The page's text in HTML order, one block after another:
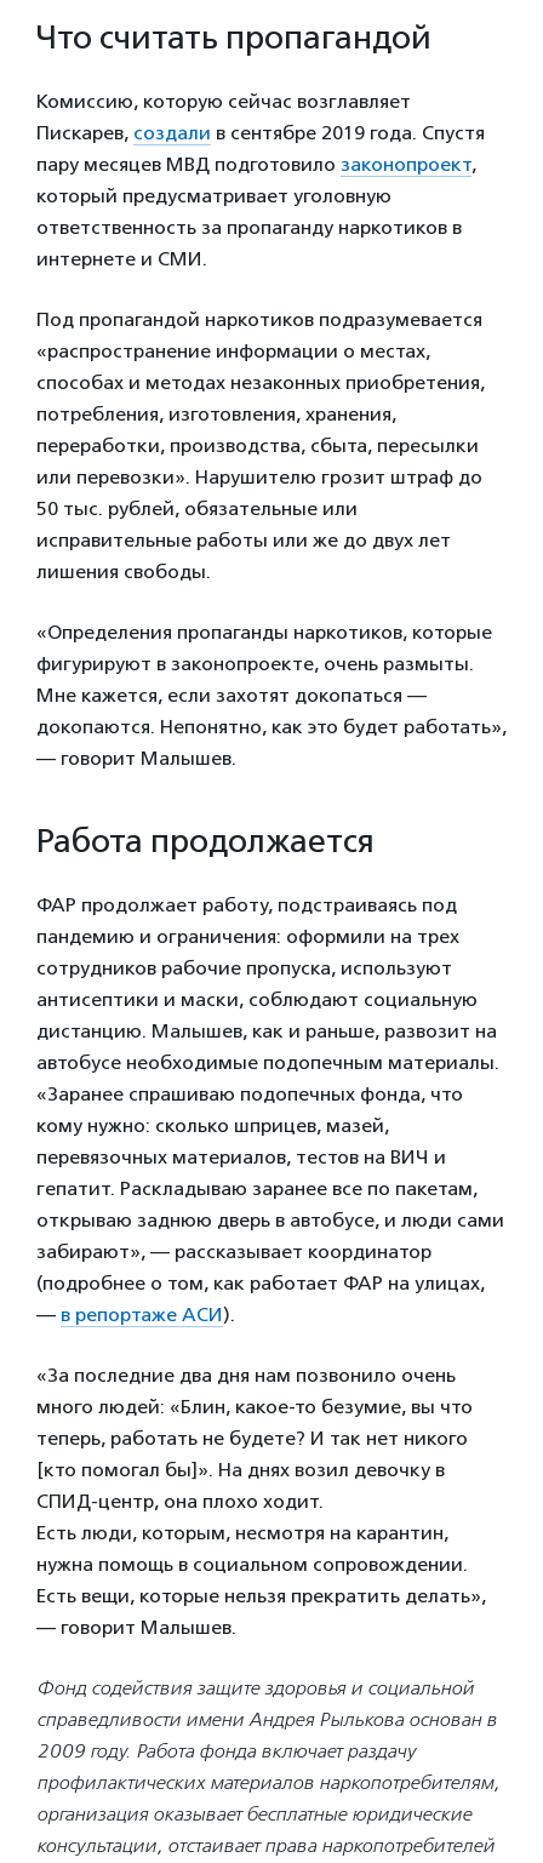
Что считать пропагандой
Комиссию, которую сейчас возглавляет
Пискарев, создали в сентябре 2019 года. Спустя
пару месяцев ​МВД подготовило законопроект,
который предусматривает уголовную
ответственность за пропаганду наркотиков в
интернете и СМИ.
Под пропагандой наркотиков подразумевается
«распространение информации о местах,
способах и методах незаконных приобретения,
потребления, изготовления, хранения,
переработки, производства, сбыта, пересылки
или перевозки». Нарушителю грозит штраф до
50 тыс. рублей, обязательные или
исправительные работы или же до двух лет
лишения свободы.
«Определения пропаганды наркотиков, которые
фигурируют в законопроекте, очень размыты.
Мне кажется, если захотят докопаться —
докопаются. Непонятно, как это будет работать»,
— говорит Малышев.
Работа продолжается
ФАР продолжает работу, подстраиваясь под
пандемию и ограничения: оформили на трех
сотрудников рабочие пропуска, используют
антисептики и маски, соблюдают социальную
дистанцию. Малышев, как и раньше, развозит на
автобусе необходимые подопечным материалы.
«Заранее спрашиваю подопечных фонда, что
кому нужно: сколько шприцев, мазей,
перевязочных материалов, тестов на ВИЧ и
гепатит. Раскладываю заранее все по пакетам,
открываю заднюю дверь в автобусе, и люди сами
забирают», — рассказывает координатор
(подробнее о том, как работает ФАР на улицах,
— в репортаже АСИ).
«За последние два дня нам позвонило очень
много людей: «Блин, какое-то безумие, вы что
теперь, работать не будете? И так нет никого
[кто помогал бы]». На днях возил девочку в
СПИД-центр, она плохо ходит.
Есть люди, которым, несмотря на карантин,
нужна помощь в социальном сопровождении.
Есть вещи, которые нельзя прекратить делать»,
— говорит Малышев.
Фонд содействия защите здоровья и социальной
справедливости имени Андрея Рылькова основан в
2009 году. Работа фонда включает раздачу
профилактических материалов наркопотребителям,
организация оказывает бесплатные юридические
консультации, отстаивает права наркопотребителей